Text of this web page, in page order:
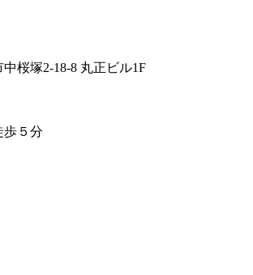
桜塚2-18-8 丸正ビル1F
歩５分